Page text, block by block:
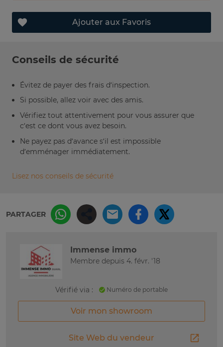
Ajouter aux Favoris
Conseils de sécurité
Évitez de payer des frais d’inspection.
Si possible, allez voir avec des amis.
Vérifiez tout attentivement pour vous assurer que
c’est ce dont vous avez besoin.
Ne payez pas d’avance s’il est impossible
d’emménager immédiatement.
Lisez nos conseils de sécurité
PARTAGER
Immense immo
Membre depuis 4. févr. '18
Vérifié via : Numéro de portable
Voir mon showroom
Site Web du vendeur